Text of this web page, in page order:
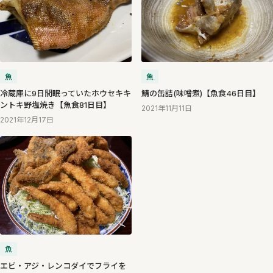
魚
冷蔵庫に9日間眠っていたホウセキキ
ントキ野塩焼き【魚食81日目】
2021年12月17日
魚
鯖の缶詰(味噌煮)【魚食46日目】
2021年11月11日
魚
エビ・アジ・レンコダイでフライを